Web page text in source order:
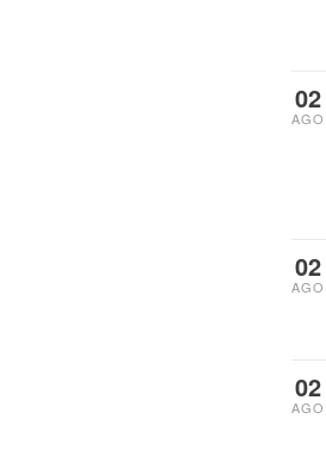
02
AGO
02
AGO
02
AGO